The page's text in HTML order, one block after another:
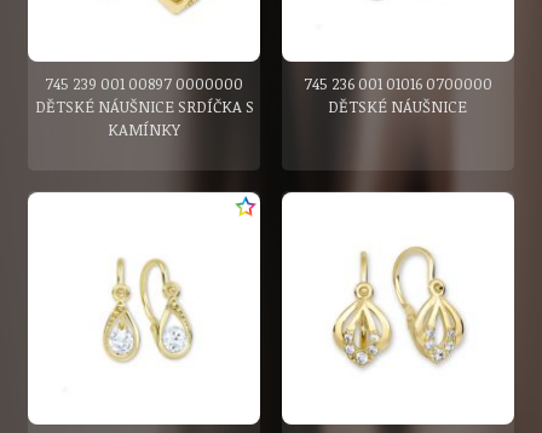
745 239 001 00897 0000000
DĚTSKÉ NÁUŠNICE SRDÍČKA S
KAMÍNKY
745 236 001 01016 0700000
DĚTSKÉ NÁUŠNICE